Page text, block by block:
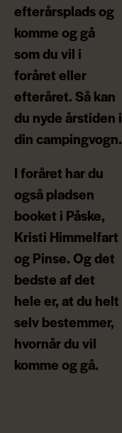
efterårsplads og
komme og gå
som du vil i
foråret eller
efteråret. Så kan
du nyde årstiden i
din campingvogn.
I foråret har du
også pladsen
booket i Påske,
Kristi Himmelfart
og Pinse. Og det
bedste af det
hele er, at du helt
selv bestemmer,
hvornår du vil
komme og gå.